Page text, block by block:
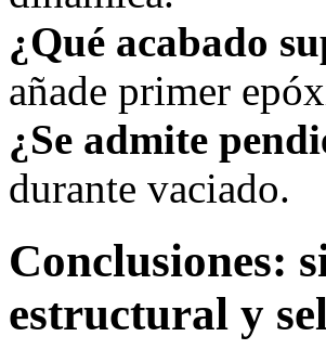
¿Qué acabado
añade primer
¿Se admite
durante vaciado.
Conclusiones:
estructural y